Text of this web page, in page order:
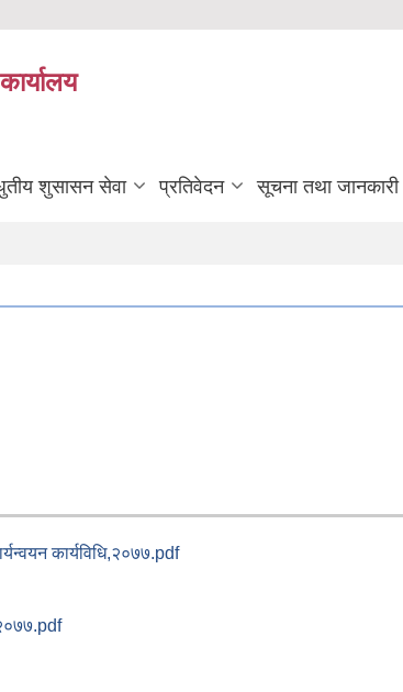
शुसासन सेवा प्रतिवेदन सूचना तथा जानकारी
कार्यविधि,२०७७.pdf